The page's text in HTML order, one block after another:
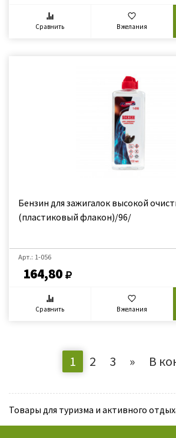
Сравнить В желания
Бензин для зажигалок высокой
(пластиковый флакон)/96/
Арт.: 1-056
164,80
Сравнить В желания
1 2 3 » В
Товары для туризма и активного